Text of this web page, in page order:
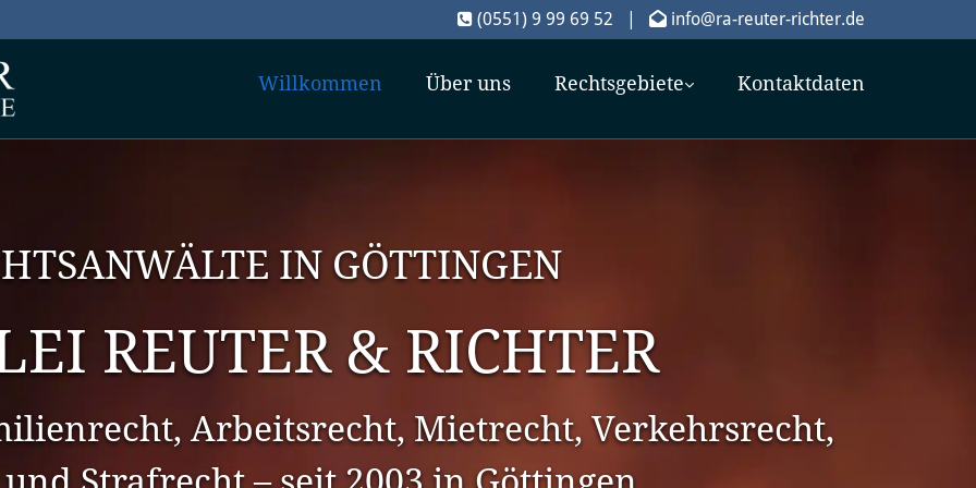
 (0551) 9 99 69 52  info@ra-reuter-richter.de
Willkommen Über uns Rechtsgebiete Kontaktdaten
IN GÖTTINGEN
REUTER & RICHTER
Arbeitsrecht, Mietrecht, Verkehrsrecht,